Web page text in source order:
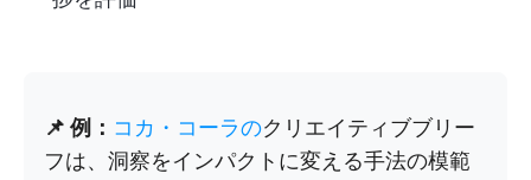
📌 例： コカ・コーラのクリエイティブブリー
フは、洞察をインパクトに変える手法の模範